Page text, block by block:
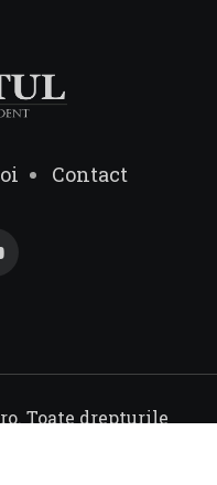
Contact
Toate drepturile